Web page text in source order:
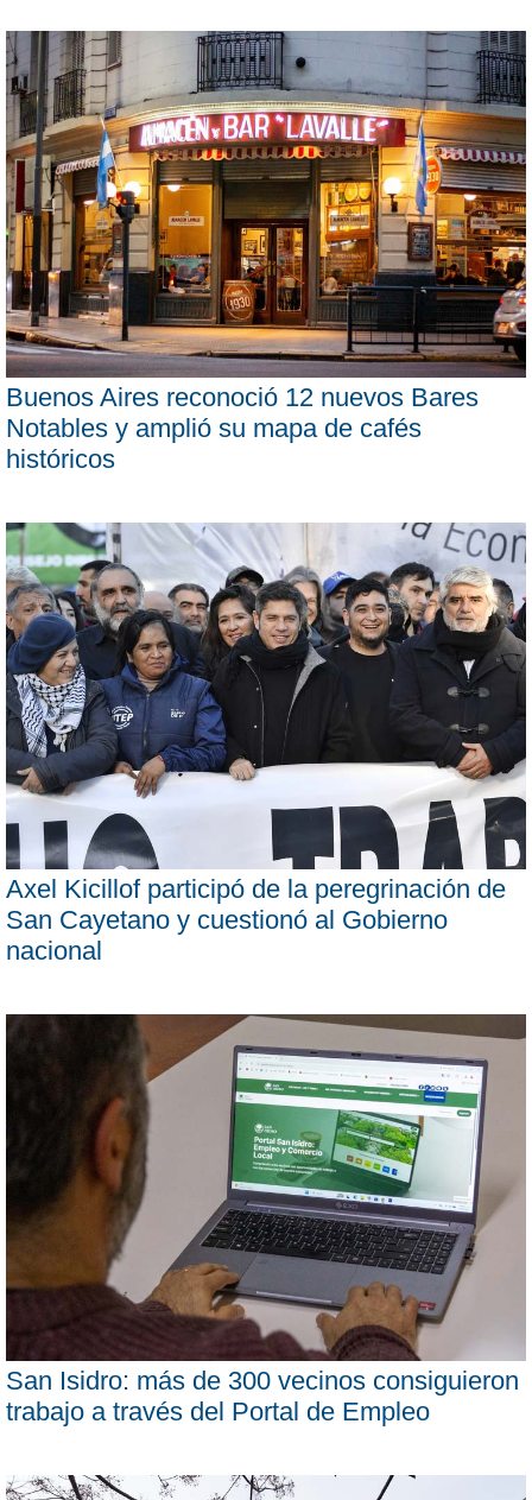
Buenos Aires reconoció 12 nuevos Bares
Notables y amplió su mapa de cafés
históricos
Axel Kicillof participó de la peregrinación de
San Cayetano y cuestionó al Gobierno
nacional
San Isidro: más de 300 vecinos consiguieron
trabajo a través del Portal de Empleo